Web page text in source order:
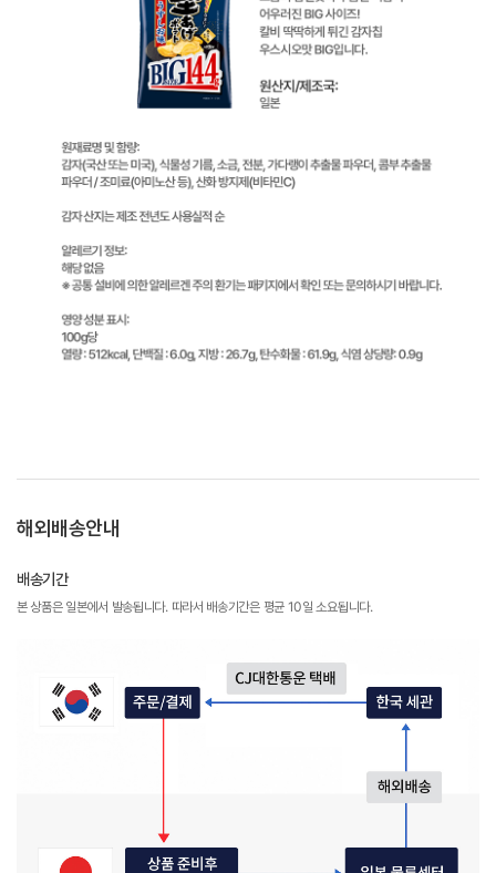
해외배송안내
배송기간
본 상품은 일본에서 발송됩니다. 따라서 배송기간은 평균 10일 소요됩니다.